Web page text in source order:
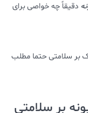
دقیقاً چه خواصی برای
بر سلامتی حتما مطلب
بر سلامتی